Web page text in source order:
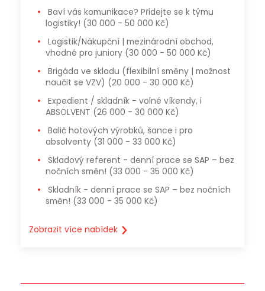
logistiky! (30 000 - 50 000 Kč)
vhodné pro juniory (30 000 - 50 000 Kč)
naučit se VZV) (20 000 - 30 000 Kč)
ABSOLVENT (26 000 - 30 000 Kč)
absolventy (31 000 - 33 000 Kč)
nočních směn! (33 000 - 35 000 Kč)
směn! (33 000 - 35 000 Kč)
Zobrazit více nabídek